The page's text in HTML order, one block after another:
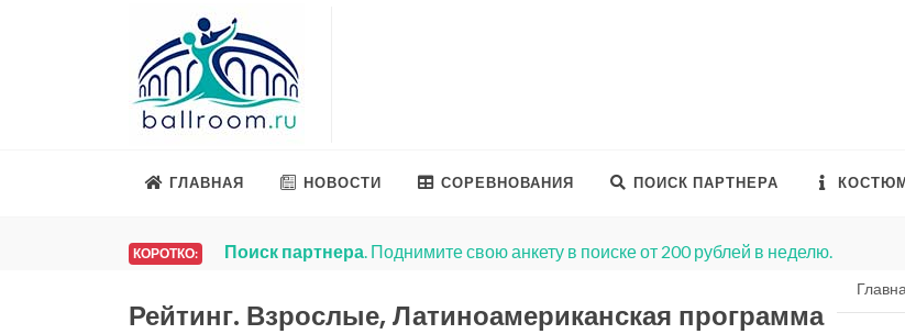
ГЛАВНАЯ НОВОСТИ СОРЕВНОВАНИЯ ПОИСК ПАРТНЕРА
КОРОТКО: Поиск партнера. Поднимите свою анкету в поиске от 200 рублей в неделю.
Рейтинг. Взрослые, Латиноамериканская программа